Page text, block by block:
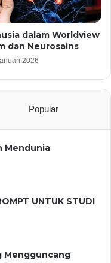
dalam Worldview
dan Neurosains
2026
Popular
Mendunia
UNTUK STUDI
Mengguncang